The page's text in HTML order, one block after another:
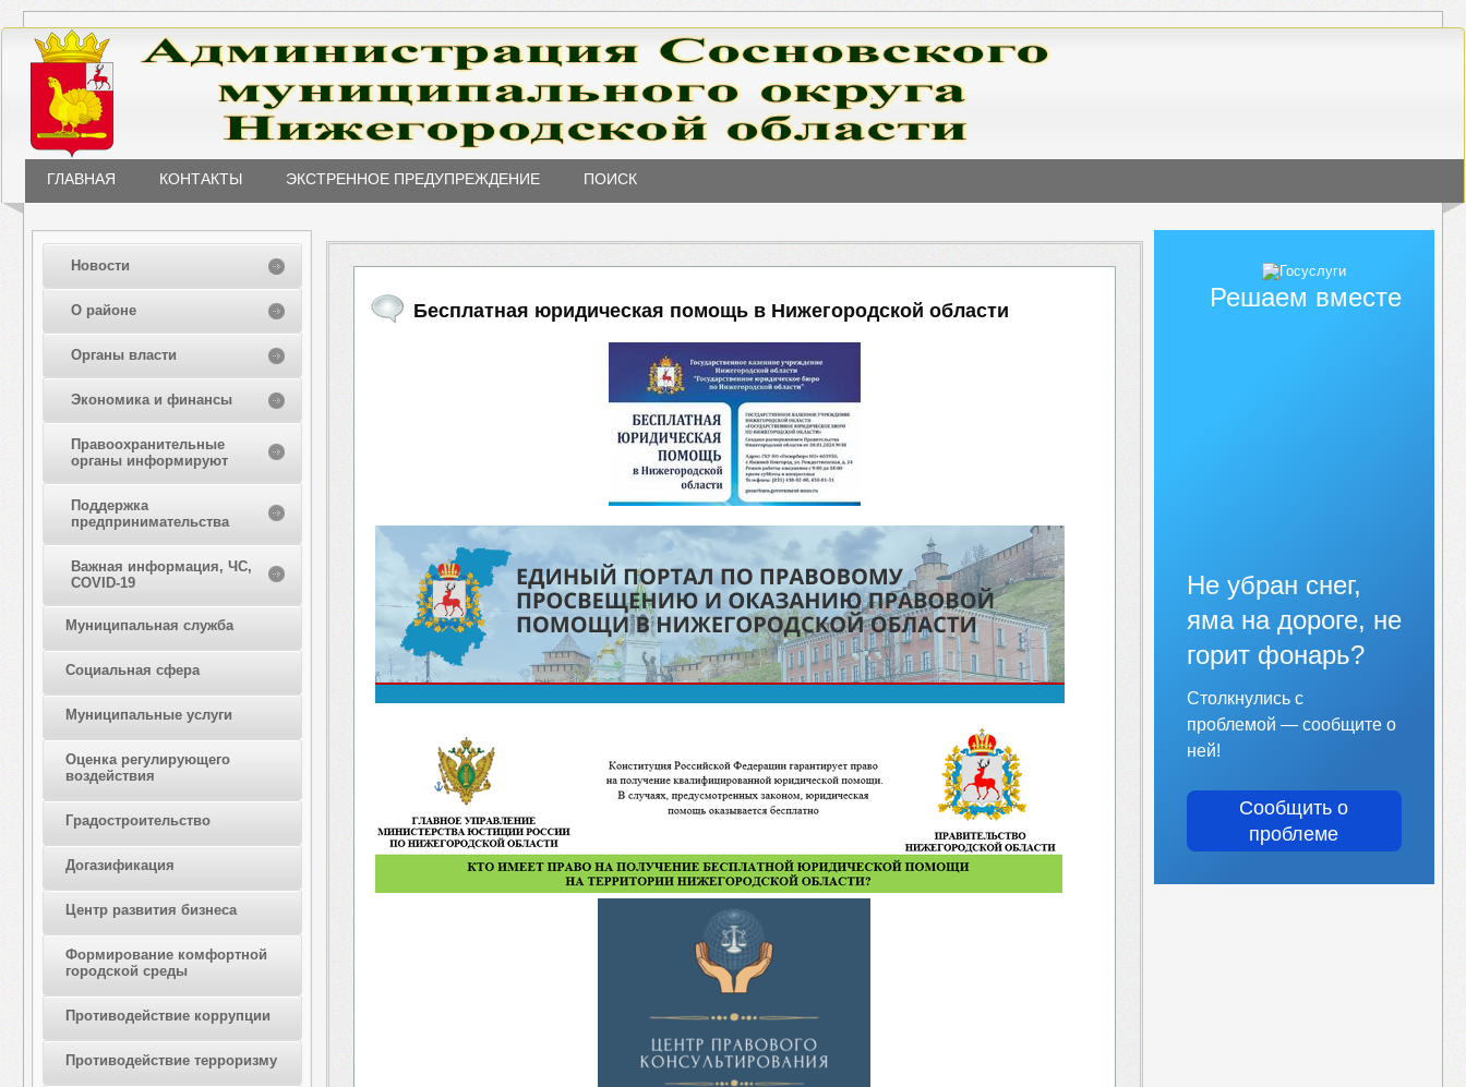
ГЛАВНАЯ КОНТАКТЫ ЭКСТРЕННОЕ ПРЕДУПРЕЖДЕНИЕ ПОИСК
Новости
О районе
Органы власти
Экономика и финансы
Правоохранительные
органы информируют
Поддержка
предпринимательства
Важная информация, ЧС,
COVID-19
Муниципальная служба
Социальная сфера
Муниципальные услуги
Оценка регулирующего
воздействия
Градостроительство
Догазификация
Центр развития бизнеса
Формирование комфортной
городской среды
Противодействие коррупции
Противодействие терроризму
Бесплатная юридическая помощь в Нижегородской области Решаем вместе
Не убран снег,
яма на дороге, не
горит фонарь?
Столкнулись с
проблемой — сообщите о
ней!
Сообщить о
проблеме